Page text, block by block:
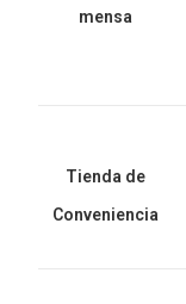
mensa
Tienda de
Conveniencia